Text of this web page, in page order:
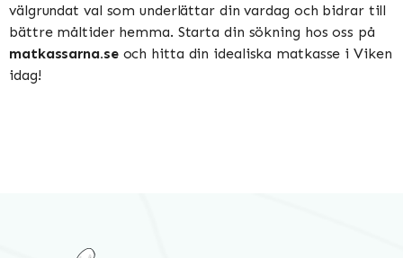
välgrundat val som underlättar din vardag och bidrar till
bättre måltider hemma. Starta din sökning hos oss på
matkassarna.seoch hitta din idealiska matkasse i Viken
idag!